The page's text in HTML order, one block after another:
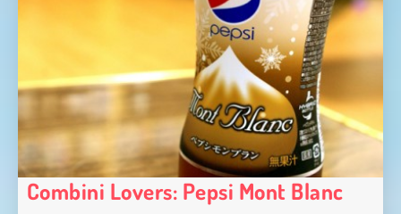
Combini Lovers: Pepsi Mont Blanc